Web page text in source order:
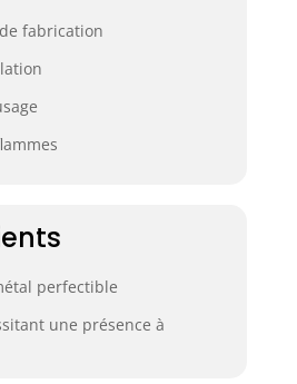
dans tout type de
fonctionnel,
faisant de votre
élément attrayant
de votre
fabrication
perfectible
une présence à